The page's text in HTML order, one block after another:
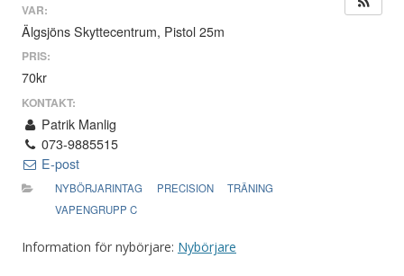
VAR:
Älgsjöns Skyttecentrum, Pistol 25m
PRIS:
70kr
KONTAKT:
Patrik Manlig
073-9885515
E-post
NYBÖRJARINTAG PRECISION
TRÄNING
VAPENGRUPP C
Information för nybörjare: Nybörjare